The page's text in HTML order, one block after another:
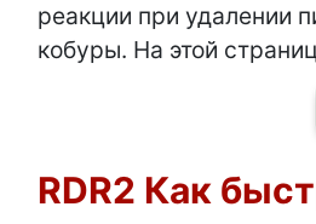
реакции при удалении
кобуры. На этой
RDR2 Как